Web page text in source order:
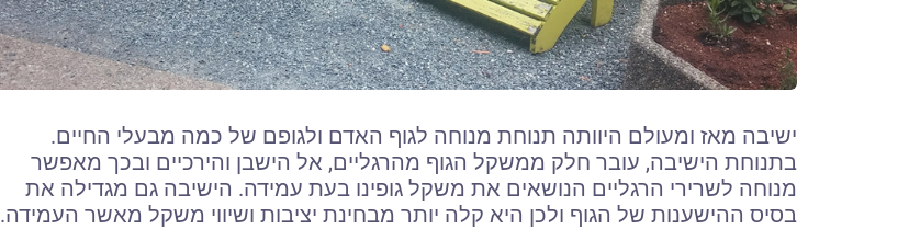
ישיבה מאז ומעולם היוותה תנוחת מנוחה לגוף האדם ולגופם של כמה מבעלי החיים.
בתנוחת הישיבה, עובר חלק ממשקל הגוף מהרגליים, אל הישבן והירכיים ובכך מאפשר
מנוחה לשרירי הרגליים הנושאים את משקל גופינו בעת עמידה. הישיבה גם מגדילה את
בסיס ההישענות של הגוף ולכן היא קלה יותר מבחינת יציבות ושיווי משקל מאשר העמידה.